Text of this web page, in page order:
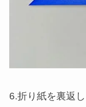
6.折り紙を裏返し